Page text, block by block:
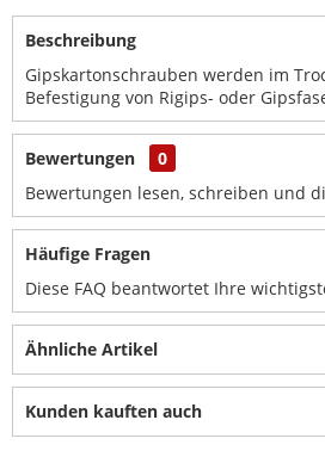
Beschreibung
Gipskartonschrauben werden im
Befestigung von Rigips- oder
Bewertungen
0
Bewertungen lesen, schreiben und
Häufige Fragen
Diese FAQ beantwortet Ihre
Ähnliche Artikel
Kunden kauften auch